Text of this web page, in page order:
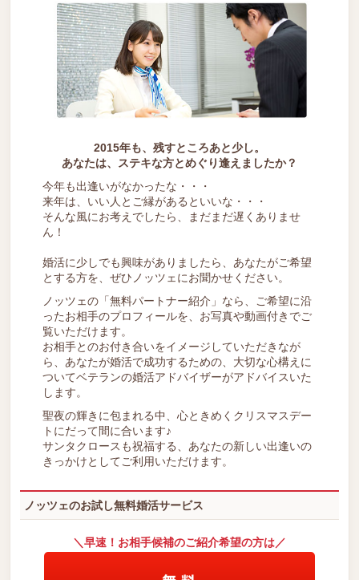
2015年も、残すところあと少し。
あなたは、ステキな方とめぐり逢えましたか？
今年も出逢いがなかったな・・・
来年は、いい人とご縁があるといいな・・・
そんな風にお考えでしたら、まだまだ遅くありませ
ん！
婚活に少しでも興味がありましたら、あなたがご希望
とする方を、ぜひノッツェにお聞かせください。
ノッツェの「無料パートナー紹介」なら、ご希望に沿
ったお相手のプロフィールを、お写真や動画付きでご
覧いただけます。
お相手とのお付き合いをイメージしていただきなが
ら、あなたが婚活で成功するための、大切な心構えに
ついてベテランの婚活アドバイザーがアドバイスいた
します。
聖夜の輝きに包まれる中、心ときめくクリスマスデー
トにだって間に合います♪
サンタクロースも祝福する、あなたの新しい出逢いの
きっかけとしてご利用いただけます。
ノッツェのお試し無料婚活サービス
＼早速！お相手候補のご紹介希望の方は／